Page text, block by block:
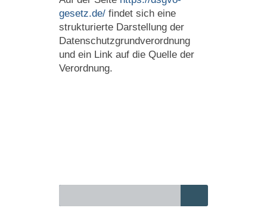
gesetz.de/ findet sich eine
strukturierte Darstellung der
Datenschutzgrundverordnung
und ein Link auf die Quelle der
Verordnung.